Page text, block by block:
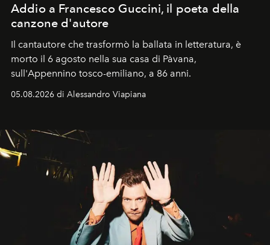
Addio a Francesco Guccini, il poeta della
canzone d'autore
Il cantautore che trasformò la ballata in letteratura, è
morto il 6 agosto nella sua casa di Pàvana,
sull'Appennino tosco-emiliano, a 86 anni.
05.08.2026 di Alessandro Viapiana